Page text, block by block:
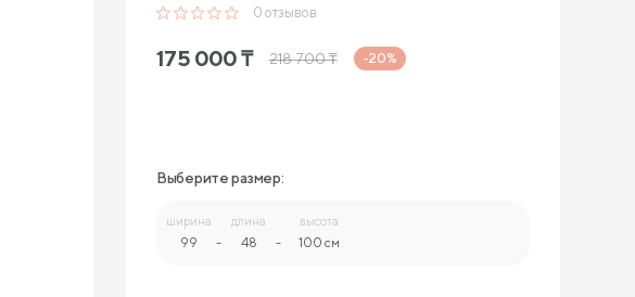
0 отзывов
175 000₸ 218 700₸ -20%
Выберите размер:
ширина
99 -
длина
48 -
высота
100 см